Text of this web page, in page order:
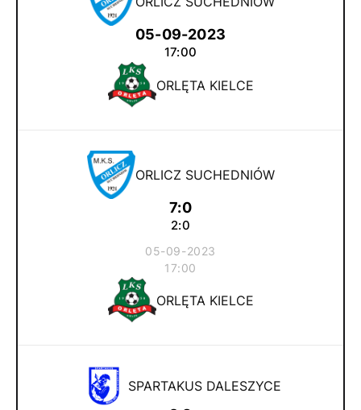
05-09-2023
17:00
ORLĘTA KIELCE
ORLICZ SUCHEDNIÓW
7:0
2:0
05-09-2023
17:00
ORLĘTA KIELCE
SPARTAKUS DALESZYCE